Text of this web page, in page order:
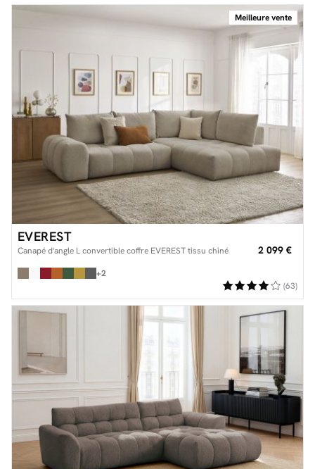
Meilleure vente
EVEREST
Canapé d'angle L convertible coffre EVEREST tissu chiné 2 099 €
+2
(63)